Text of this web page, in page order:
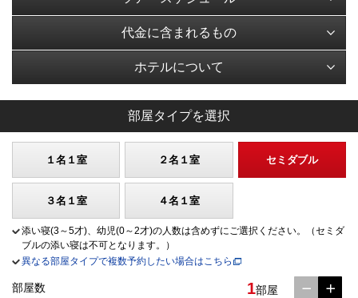
代金に含まれるもの
ホテルについて
部屋タイプを選択
１名１室 ２名１室 セミダブル
３名１室 ４名１室
添い寝(3～5才)、幼児(0～2才)の人数は含めずにご選択ください。（セミダ
ブルの添い寝は不可となります。）
異なる部屋タイプで複数予約したい場合はこちら
部屋数 1部屋